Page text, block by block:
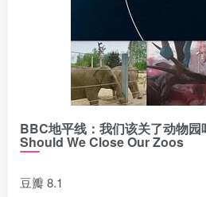
BBC地平线：我们该关了动物
Should We Close Our Zoos
豆瓣 8.1